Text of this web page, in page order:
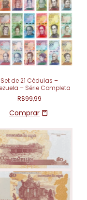
1/4
Set de 21 Cédulas –
– Série Completa
R$99,99